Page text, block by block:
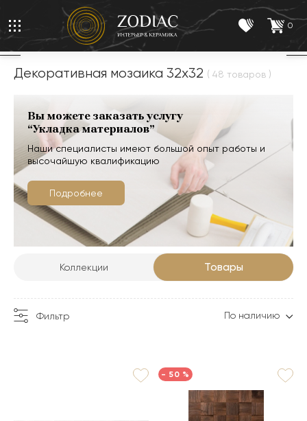
0
Декоративная мозаика 32x32 ( 48 товаров )
Вы можете заказать услугу
“Укладка материалов”
Наши специалисты имеют большой опыт работы и
высочайшую квалификацию
Подробнее
Коллекции Товары
Фильтр По наличию
- 50 %